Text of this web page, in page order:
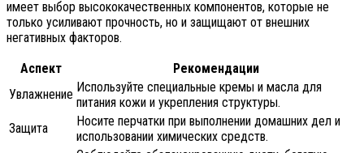
имеет выбор высококачественных компонентов, которые не
только усиливают прочность, но и защищают от внешних
негативных факторов.
Аспект
Рекомендации
Увлажнение Используйте специальные кремы и масла для
питания кожи и укрепления структуры.
Защита
Носите перчатки при выполнении домашних дел и
использовании химических средств.